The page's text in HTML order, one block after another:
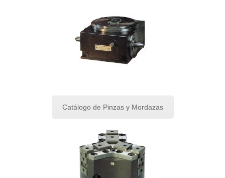
Catálogo de Pinzas y Mordazas